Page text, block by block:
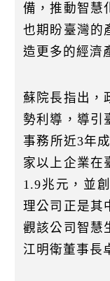
備，推動智慧
也期盼臺灣的
造更多的經濟
蘇院長指出，
勢利導，導引
事務所近3年
家以上企業在
1.9兆元，並
理公司正是其
觀該公司智慧
江明衛董事長